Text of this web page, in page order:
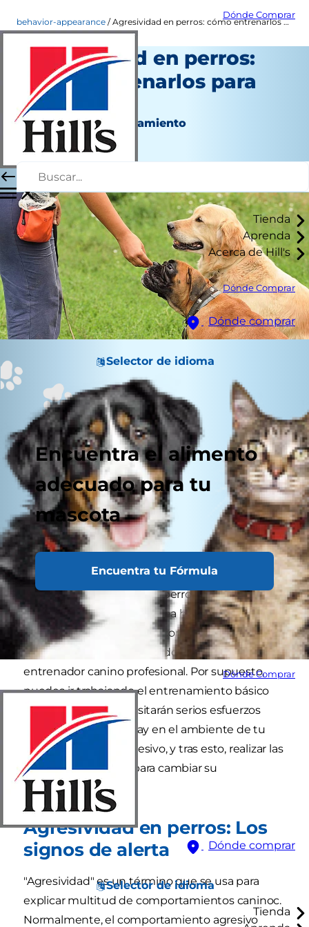
Dónde Comprar
Tienda
Aprenda
Acerca de Hill's
Dónde Comprar
Dónde comprar
Selector de idioma
Encuentra el alimento
adecuado para tu
mascota
Encuentra tu Fórmula
Dónde Comprar
Dónde comprar
Selector de idioma
Tienda
behavior-appearance Agresividad en perros: cómo entrenarlos para evitarla
Agresividad en perros:
cómo entrenarlos para
evitarla
Aspecto y comportamiento
Erin Ollila
|
Noviembre 29, 2017
¿Es posible entrenar a un perro agresivo? Sí. La
agresividad en perros, ya sea hacia otros perros o
hacia el propietario, es un comportamiento muy
serio que debe ser corregido con la ayuda de un
entrenador canino profesional. Por supuesto,
puedes ir trabajando el entrenamiento básico
en casa, pero se necesitarán serios esfuerzos
para identificar qué hay en el ambiente de tu
perro que le hace agresivo, y tras esto, realizar las
acciones necesarias para cambiar su
comportamiento.
Agresividad en perros: Los
signos de alerta
"Agresividad" es un término que se usa para
explicar multitud de comportamientos caninoc.
Normalmente, el comportamiento agresivo